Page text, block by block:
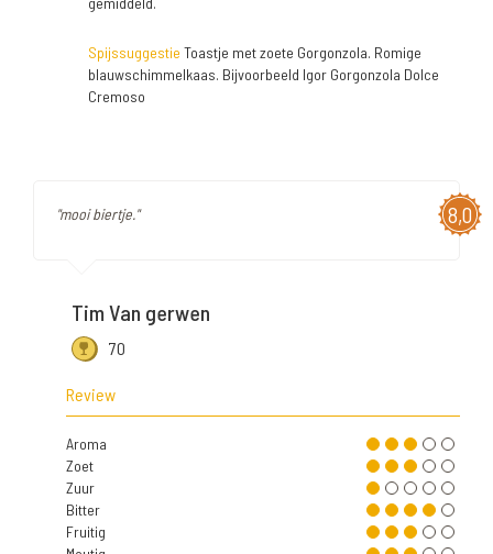
Spijssuggestie Toastje met zoete Gorgonzola. Romige
blauwschimmelkaas. Bijvoorbeeld Igor Gorgonzola Dolce
Cremoso
8,0
"mooi biertje."
Tim Van gerwen
70
Review
Aroma
Zoet
Zuur
Bitter
Fruitig